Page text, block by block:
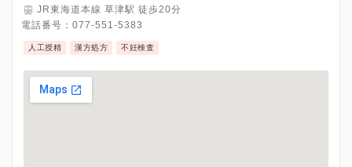
JR東海道本線 草津駅 徒歩20分
電話番号： 077-551-5383
人工授精 漢方処方 不妊検査